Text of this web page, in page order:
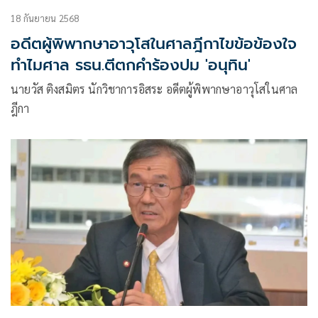
18 กันยายน 2568
อดีตผู้พิพากษาอาวุโสในศาลฎีกาไขข้อข้องใจ
ทำไมศาล รธน.ตีตกคำร้องปม 'อนุทิน'
นายวัส ติงสมิตร นักวิชาการอิสระ อดีตผู้พิพากษาอาวุโสในศาล
ฎีกา